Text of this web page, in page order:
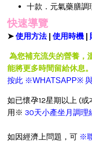
十款．元氣藥膳調
快速導覽
➤ 使用方法 使用時機
為您補充流失的營養，
能將更多時間留給休息。
按此 ※WHATSAPP※
如已懷孕12星期以上 (或
用※ 30天小產坐月調理
如因經濟上問題，可 ※